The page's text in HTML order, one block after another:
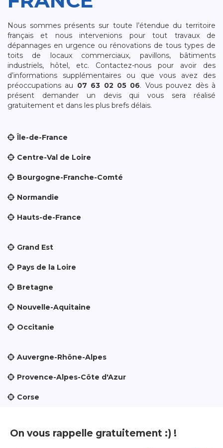
Nous sommes présents sur toute l’étendue du territoire
français et nous intervenions pour tout travaux de
dépannages en urgence ou rénovations de tous types de
toits de locaux commerciaux, pavillons, bâtiments
industriels, hôtel, etc. Contactez-nous pour avoir des
d’informations supplémentaires ou que vous avez des
préoccupations au 07 63 02 05 06. Vous pouvez dès à
présent demander un devis qui vous sera réalisé
gratuitement et dans les plus brefs délais.
Île-de-France
Centre-Val de Loire
Bourgogne-Franche-Comté
Normandie
Hauts-de-France
Grand Est
Pays de la Loire
Bretagne
Nouvelle-Aquitaine
Occitanie
Auvergne-Rhône-Alpes
Provence-Alpes-Côte d'Azur
Corse
On vous rappelle gratuitement :) !